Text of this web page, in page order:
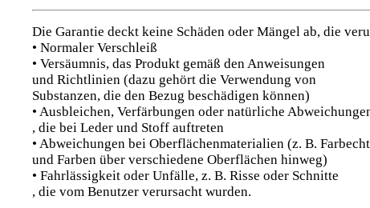
Die Garantie deckt keine Schäden oder Mängel ab, die
• Normaler Verschleiß
• Versäumnis, das Produkt gemäß den Anweisungen
und Richtlinien (dazu gehört die Verwendung von
Substanzen, die den Bezug beschädigen können)
• Ausbleichen, Verfärbungen oder natürliche
, die bei Leder und Stoff auftreten
• Abweichungen bei Oberflächenmaterialien (z. B.
und Farben über verschiedene Oberflächen hinweg)
• Fahrlässigkeit oder Unfälle, z. B. Risse oder Schnitte
, die vom Benutzer verursacht wurden.